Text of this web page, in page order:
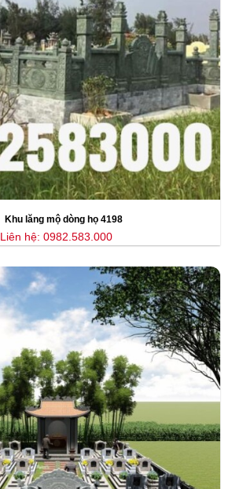
Khu lăng mộ dòng họ 4198
Liên hệ: 0982.583.000